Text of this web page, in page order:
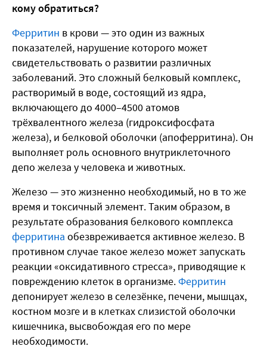
кому обратиться?
Ферритин в крови — это один из важных
показателей, нарушение которого может
свидетельствовать о развитии различных
заболеваний. Это сложный белковый комплекс,
растворимый в воде, состоящий из ядра,
включающего до 4000–4500 атомов
трёхвалентного железа (гидроксифосфата
железа), и белковой оболочки (апоферритина). Он
выполняет роль основного внутриклеточного
депо железа у человека и животных.
Железо — это жизненно необходимый, но в то же
время и токсичный элемент. Таким образом, в
результате образования белкового комплекса
ферритина обезвреживается активное железо. В
противном случае такое железо может запускать
реакции «оксидативного стресса», приводящие к
повреждению клеток в организме.Ферритин
депонирует железо в селезёнке, печени, мышцах,
костном мозге и в клетках слизистой оболочки
кишечника, высвобождая его по мере
необходимости.